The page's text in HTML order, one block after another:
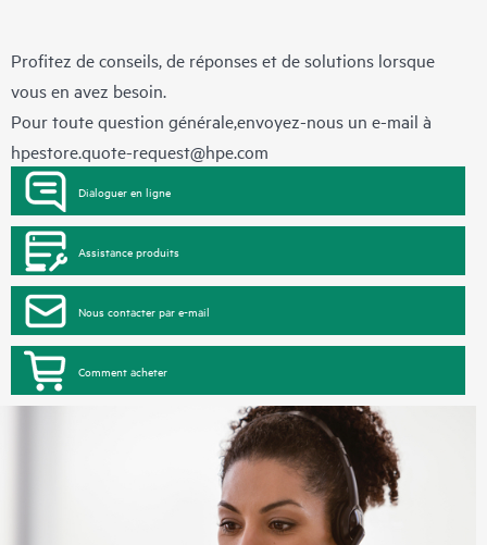
Profitez de conseils, de réponses et de solutions lorsque
vous en avez besoin.
Pour toute question générale,envoyez-nous un e-mail à
hpestore.quote-request@hpe.com
Dialoguer en ligne
Assistance produits
Nous contacter par e-mail
Comment acheter